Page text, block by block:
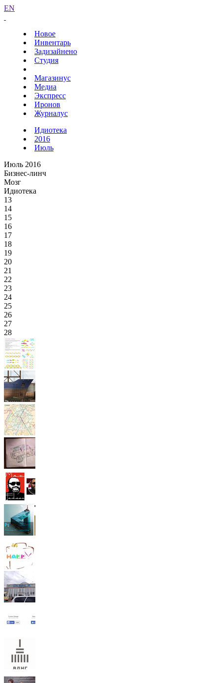
EN
Новое
Инвентарь
Задизайнено
Студия
Магазинус
Медиа
Экспресс
Иронов
Журналус
Идиотека
2016
Июль
Июль 2016
Бизнес-линч
Мозг
Идиотека
13
14
15
16
17
18
19
20
21
22
23
24
25
26
27
28